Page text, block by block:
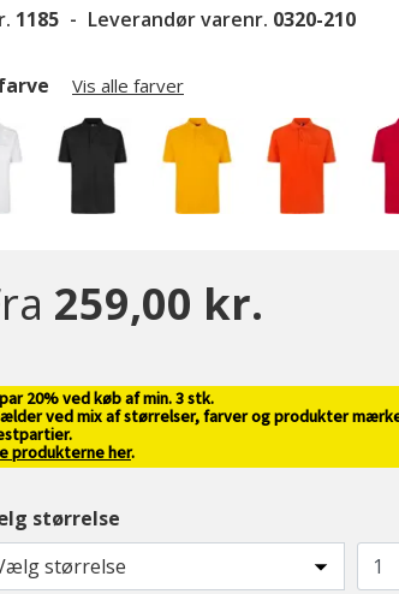
1185 Leverandør varenr. 0320-210
Vis alle farver
259,00 kr.
20% ved køb af min. 3 stk.
ved mix af størrelser, farver og produkter
produkterne her.
størrelse
størrelse